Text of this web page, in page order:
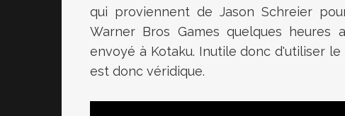
qui proviennent de Jason Schreier
Warner Bros Games quelques
envoyé à Kotaku. Inutile donc d'utiliser
est donc véridique.